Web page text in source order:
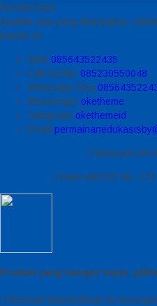
Kontak Kami
Apabila ada yang ditanyakan,
bawah ini.
SMS 085643522435
Call Center 085230550048
Whatsapp Icha
Messenger oketheme
Telegrram okethemeid
Email
Buka jam
Ruko ABCDE No.
Produk yang sangat tepat,
Berhasil ditambahkan ke